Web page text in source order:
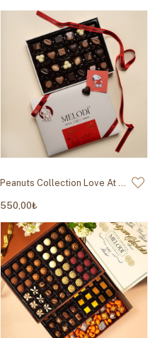
Peanuts Collection Love At First Bite Pralin 230g
550,00₺